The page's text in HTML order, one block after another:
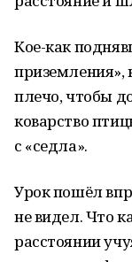
Кое-как
приземления»,
плечо, чтобы
коварство
с «седла».
Урок пошёл
не видел. Что
расстоянии